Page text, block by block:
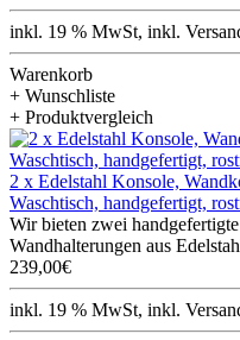
inkl. 19 % MwSt, inkl.
Warenkorb
+ Wunschliste
+ Produktvergleich
2 x Edelstahl Konsole,
Waschtisch, handgefertigt,
Wir bieten zwei
Wandhalterungen aus
239,00€
inkl. 19 % MwSt, inkl.